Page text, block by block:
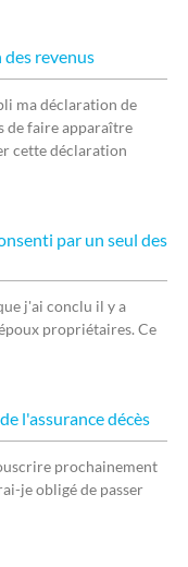
revenus
ma déclaration de
de faire apparaître
cette déclaration
par un seul des
j'ai conclu il y a
propriétaires. Ce
l'assurance décès
prochainement
je obligé de passer